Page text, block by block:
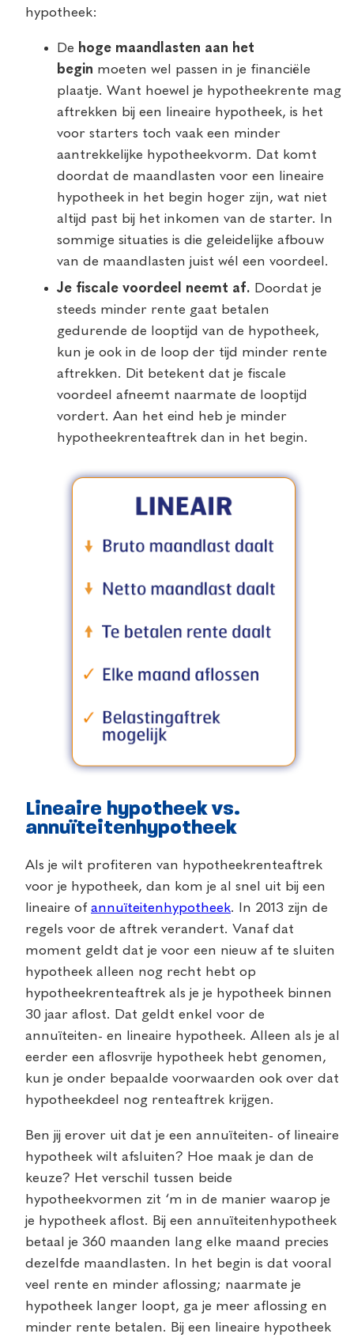
hypotheek:
De hoge maandlasten aan het
begin moeten wel passen in je financiële
plaatje. Want hoewel je hypotheekrente mag
aftrekken bij een lineaire hypotheek, is het
voor starters toch vaak een minder
aantrekkelijke hypotheekvorm. Dat komt
doordat de maandlasten voor een lineaire
hypotheek in het begin hoger zijn, wat niet
altijd past bij het inkomen van de starter. In
sommige situaties is die geleidelijke afbouw
van de maandlasten juist wél een voordeel.
Je fiscale voordeel neemt af. Doordat je
steeds minder rente gaat betalen
gedurende de looptijd van de hypotheek,
kun je ook in de loop der tijd minder rente
aftrekken. Dit betekent dat je fiscale
voordeel afneemt naarmate de looptijd
vordert. Aan het eind heb je minder
hypotheekrenteaftrek dan in het begin.
Lineaire hypotheek vs.
annuïteitenhypotheek
Als je wilt profiteren van hypotheekrenteaftrek
voor je hypotheek, dan kom je al snel uit bij een
lineaire of annuïteitenhypotheek. In 2013 zijn de
regels voor de aftrek verandert. Vanaf dat
moment geldt dat je voor een nieuw af te sluiten
hypotheek alleen nog recht hebt op
hypotheekrenteaftrek als je je hypotheek binnen
30 jaar aflost. Dat geldt enkel voor de
annuïteiten- en lineaire hypotheek. Alleen als je al
eerder een aflosvrije hypotheek hebt genomen,
kun je onder bepaalde voorwaarden ook over dat
hypotheekdeel nog renteaftrek krijgen.
Ben jij erover uit dat je een annuïteiten- of lineaire
hypotheek wilt afsluiten? Hoe maak je dan de
keuze? Het verschil tussen beide
hypotheekvormen zit ‘m in de manier waarop je
je hypotheek aflost. Bij een annuïteitenhypotheek
betaal je 360 maanden lang elke maand precies
dezelfde maandlasten. In het begin is dat vooral
veel rente en minder aflossing; naarmate je
hypotheek langer loopt, ga je meer aflossing en
minder rente betalen. Bij een lineaire hypotheek